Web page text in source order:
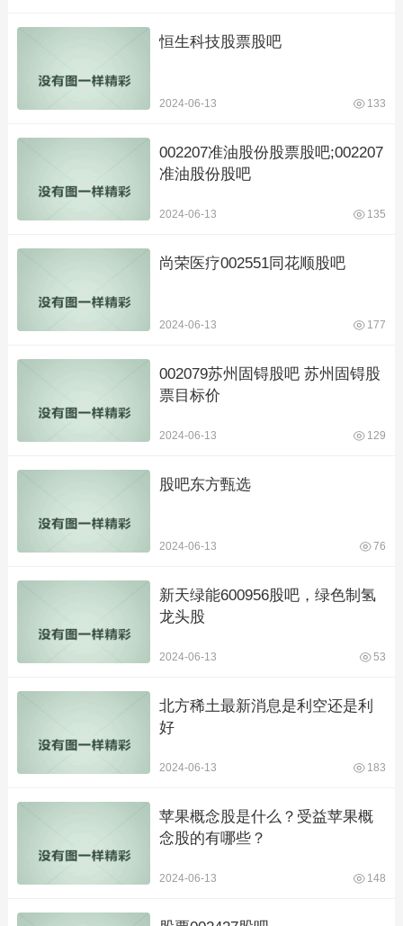
恒生科技股票股吧
2024-06-13 133
002207准油股份股票股吧;002207
准油股份股吧
2024-06-13 135
尚荣医疗002551同花顺股吧
2024-06-13 177
002079苏州固锝股吧 苏州固锝股
票目标价
2024-06-13 129
股吧东方甄选
2024-06-13 76
新天绿能600956股吧，绿色制氢
龙头股
2024-06-13 53
北方稀土最新消息是利空还是利
好
2024-06-13 183
苹果概念股是什么？受益苹果概
念股的有哪些？
2024-06-13 148